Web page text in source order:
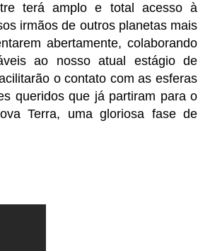
terá amplo e total acesso à
irmãos de outros planetas mais
abertamente, colaborando
ao nosso atual estágio de
o contato com as esferas
queridos que já partiram para o
Terra, uma gloriosa fase de